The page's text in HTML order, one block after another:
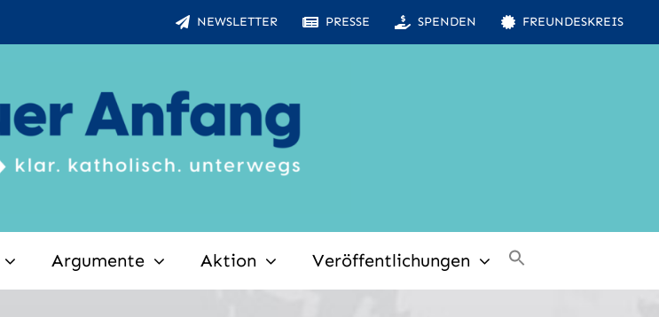
NEWSLETTER PRESSE SPENDEN FREUNDESKREIS
Argumente Aktion Veröffentlichungen